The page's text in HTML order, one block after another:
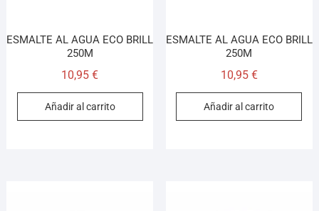
ESMALTE AL AGUA ECO BRILL
250M
10,95€
Añadir al carrito
ESMALTE AL AGUA ECO BRILL
250M
10,95 €
Añadir al carrito